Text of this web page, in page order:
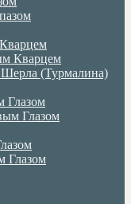
Кварцем
(Турмалина)
Глазом
Глазом
Глазом